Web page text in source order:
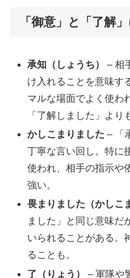
「御意」と「了解
承知（しょうち）
– 相
け入れることを意味す
マルな場面でよく使わ
「了解しました」より
かしこまりました – 「
丁寧な言い回し。特に
使われ、相手の指示や
強い。
畏まりました（かしこ
ました」と同じ意味だ
いられることがある。
ることも。
了（りょう）
– 軍隊や